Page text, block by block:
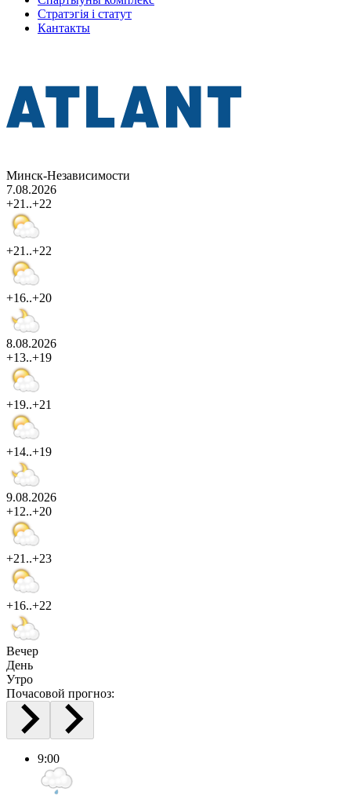
Стратэгія і статут
Кантакты
Минск-Независимости
7.08.2026
+21..+22
+21..+22
+16..+20
8.08.2026
+13..+19
+19..+21
+14..+19
9.08.2026
+12..+20
+21..+23
+16..+22
Вечер
День
Утро
Почасовой прогноз:
9:00